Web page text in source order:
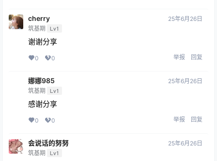
cherry
筑基期 Lv1
25年6月26日
谢谢分享
0 0 举报 回复
娜娜985
筑基期 Lv1
25年6月26日
感谢分享
0 0 举报 回复
会说话的努努
筑基期 Lv1
25年6月26日